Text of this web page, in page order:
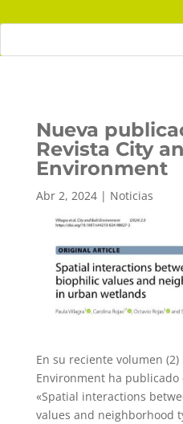
Nueva
Revista City
Environment
Abr 2, 2024| Noticias
En su reciente volumen
Environment ha
«Spatial interactions
values and neighborhood